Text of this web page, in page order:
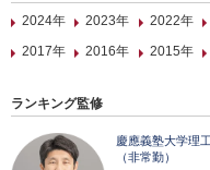
2024年
2023年 2022年
2017年
2016年 2015年
ランキング監修
慶應義塾大学理
（非常勤）